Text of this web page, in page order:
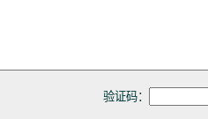
验证码：